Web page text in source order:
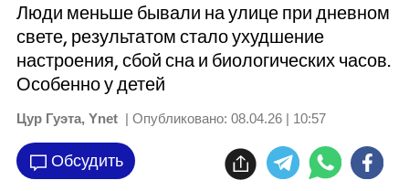
Люди меньше бывали на улице при дневном
свете, результатом стало ухудшение
настроения, сбой сна и биологических часов.
Особенно у детей
Цур Гуэта, Ynet | Опубликовано: 08.04.26 | 10:57
Обсудить